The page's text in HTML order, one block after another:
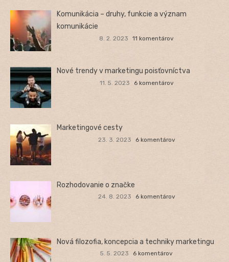
Komunikácia – druhy, funkcie a význam
komunikácie
8. 2. 2023 11 komentárov
Nové trendy v marketingu poisťovníctva
11. 5. 2023 6 komentárov
Marketingové cesty
23. 3. 2023 6 komentárov
Rozhodovanie o značke
24. 8. 2023 6 komentárov
Nová filozofia, koncepcia a techniky marketingu
5. 5. 2023 6 komentárov